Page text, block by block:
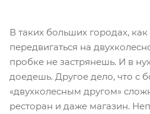
В таких больших городах,
передвигаться на
пробке не застрянешь. И в
доедешь. Другое дело, что с
«двухколесным другом»
ресторан и даже магазин.